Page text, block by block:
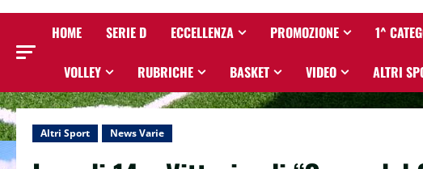
HOME SERIE D ECCELLENZA PROMOZIONE 1^
VOLLEY RUBRICHE BASKET VIDEO ALTRI
Altri Sport News Varie